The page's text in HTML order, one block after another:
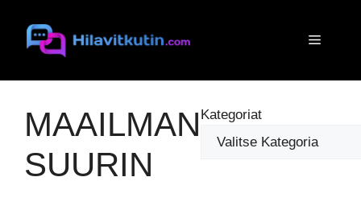
sisältöön
Valikko
MAAILMAN
SUURIN
Kategoriat